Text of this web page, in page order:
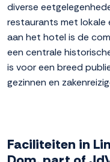
diverse
restaurants met lokale
aan het hotel is de
een centrale
is voor een breed
gezinnen en
Faciliteiten in